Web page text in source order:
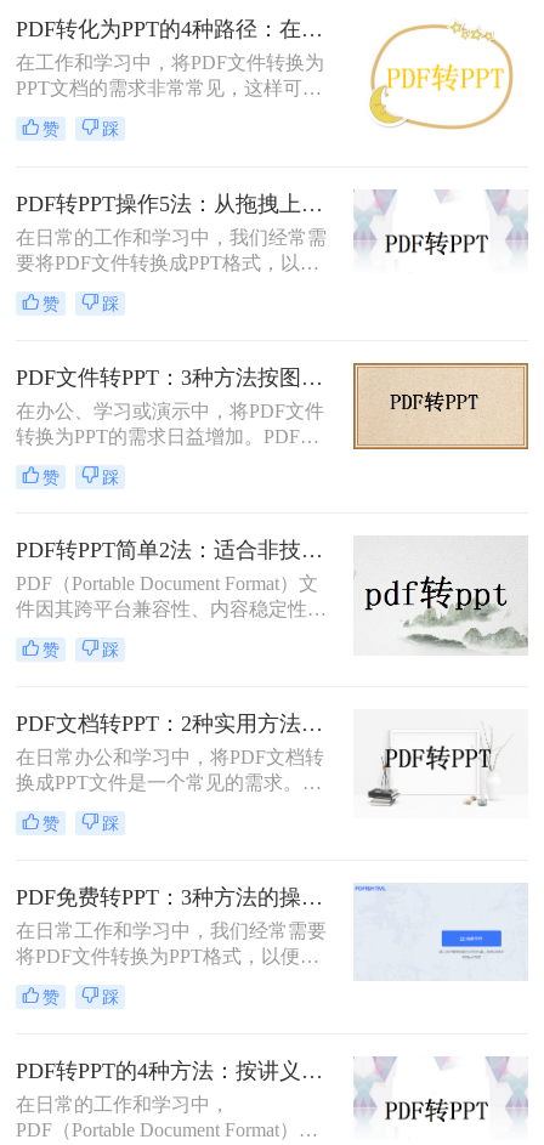
PPT的转换。
PDF转化为PPT的4种路径：在线、客户端、插件和手动各有什么区别！
在工作和学习中，将PDF文件转换为
PPT文档的需求非常常见，这样可以
方便地进行演示和分享。那么pdf如何
转化为ppt呢？本文将介绍四种常见的
求选择最合适的方式。
赞 踩
PDF转PPT操作5法：从拖拽上传到批量转换的完整步骤！
在日常的工作和学习中，我们经常需
要将PDF文件转换成PPT格式，以便
进行编辑、展示和分享。那么PDF怎
么转换成PPT呢？本文将介绍五种将
赞 踩
PDF文件转PPT：3种方法按图文复杂度的转换精度排名！
在办公、学习或演示中，将PDF文件
转换为PPT的需求日益增加。PDF格
式虽然适合文档共享，但若需编辑或
重新排版内容，转换为PPT会更灵
本文将介绍几种简单实用的方法，帮
助您高效完成转换。
赞 踩
PDF转PPT简单2法：适合非技术用户的快速操作流程！
PDF（Portable Document Format）文
件因其跨平台兼容性、内容稳定性和
不易被篡改的特性，在文档分享、存
档和打印中得到了广泛应用。然而，
PPT（PowerPoint）格式，以便进行演
示、编辑或团队协作。那么PDF怎么
转换成PPT呢？本文将介绍两种将
PDF转换成PPT的方法。
赞 踩
PDF文档转PPT：2种实用方法的关键参数和输出对比！
在日常办公和学习中，将PDF文档转
换成PPT文件是一个常见的需求。
PDF文件因其跨平台性和格式稳定性
而广受欢迎，但在某些情况下，我们
以便进行演示、分享或编辑。那么pdf
文档如何转化成ppt呢？本文将介绍两
种将PDF文档转化成PPT的实用方
法。
赞 踩
PDF免费转PPT：3种方法的操作步骤和常见报错处理!
在日常工作和学习中，我们经常需要
将PDF文件转换为PPT格式，以便进
行演示和分享。那么如何免费将pdf转
换成PPT呢？本文将介绍三种免费将
赞 踩
PDF转PPT的4种方法：按讲义、合同、报告3种文件类型选！
在日常的工作和学习中，
PDF（Portable Document Format）因